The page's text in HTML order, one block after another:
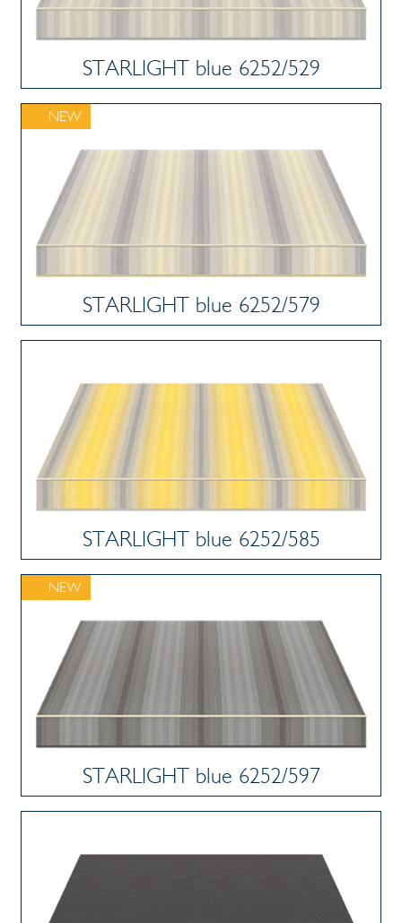
STARLIGHT blue 6252/529
NEW
STARLIGHT blue 6252/579
STARLIGHT blue 6252/585
NEW
STARLIGHT blue 6252/597